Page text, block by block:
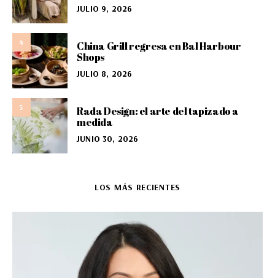
JULIO 9, 2026
4
China Grill regresa en Bal Harbour
Shops
JULIO 8, 2026
5
Rada Design: el arte del tapizado a
medida
JUNIO 30, 2026
LOS MÁS RECIENTES